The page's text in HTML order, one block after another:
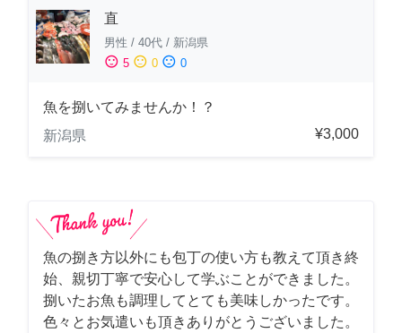
直
男性 / 40代 / 新潟県
sentiment_satisfied 5 sentiment_neutral 0 sentiment_dissatisfied 0
魚を捌いてみませんか！？
新潟県
¥3,000
魚の捌き方以外にも包丁の使い方も教えて頂き終
始、親切丁寧で安心して学ぶことができました。
捌いたお魚も調理してとても美味しかったです。
色々とお気遣いも頂きありがとうございました。